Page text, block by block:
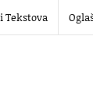
Tekstova